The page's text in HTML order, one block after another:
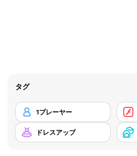
タグ
1プレーヤー
ドレスアップ